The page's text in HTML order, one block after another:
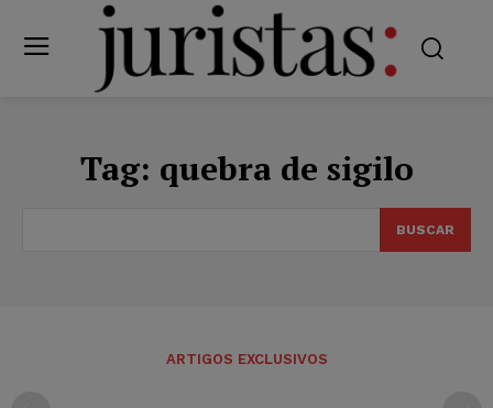
Tag: quebra de sigilo
BUSCAR
ARTIGOS EXCLUSIVOS